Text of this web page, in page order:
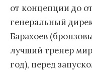
от концепции до
генеральный
Барахоев
лучший тренер
год), перед